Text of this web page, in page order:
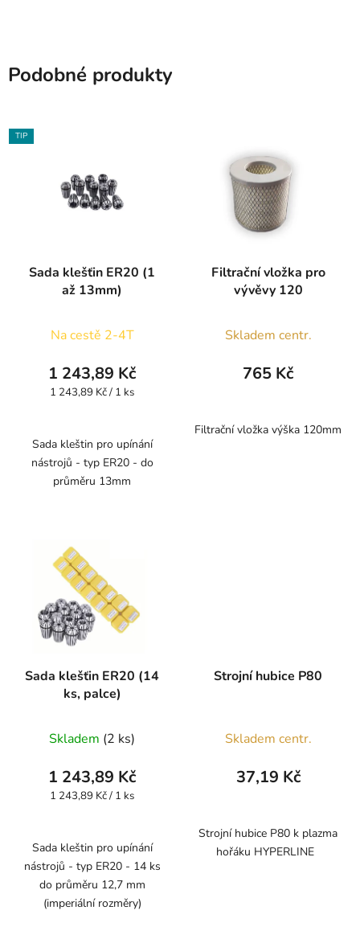
Podobné produkty
TIP
Sada klešťin ER20 (1
až 13mm)
Na cestě 2-4T
1 243,89 Kč
Měrná
1 243,89 Kč / 1 ks
Sada kleštin pro upínání
nástrojů - typ ER20 - do
průměru 13mm
Filtrační vložka pro
vývěvy 120
Skladem centr.
765 Kč
Filtrační vložka výška 120mm
Sada klešťin ER20 (14
ks, palce)
Skladem (2 ks)
1 243,89 Kč
Měrná
1 243,89 Kč / 1 ks
Sada kleštin pro upínání
nástrojů - typ ER20 - 14 ks
do průměru 12,7 mm
(imperiální rozměry)
Strojní hubice P80
Skladem centr.
37,19 Kč
Strojní hubice P80 k plazma
hořáku HYPERLINE